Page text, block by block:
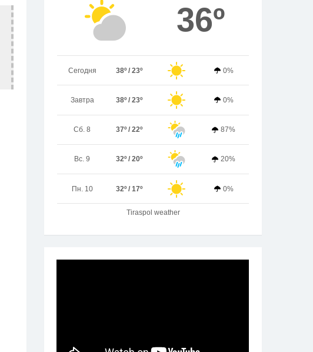
36º
Сегодня 38º / 23º 0%
Завтра 38º / 23º 0%
Сб. 8 37º / 22º 87%
Вс. 9 32º / 20º 20%
Пн. 10 32º / 17º 0%
Tiraspol weather